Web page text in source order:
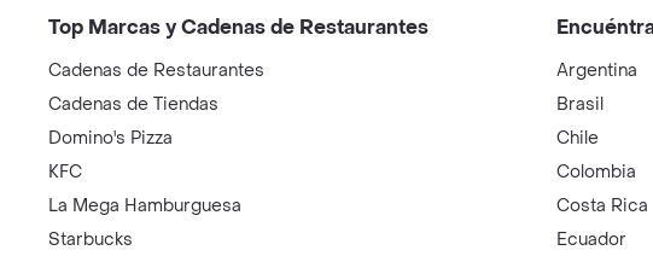
Top Marcas y Cadenas de Restaurantes
Cadenas de Restaurantes
Cadenas de Tiendas
Domino's Pizza
KFC
La Mega Hamburguesa
Starbucks
Argentina
Brasil
Chile
Colombia
Costa Rica
Ecuador